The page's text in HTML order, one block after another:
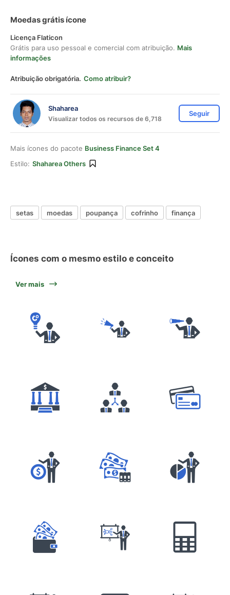
Moedas grátis ícone
Licença Flaticon
Grátis para uso pessoal e comercial com atribuição. Mais
informações
Atribuição obrigatória. Como atribuir?
Shaharea
Visualizar todos os recursos de 6,718
Seguir
Mais ícones do pacote Business Finance Set 4
Estilo: Shaharea Others
setas moedas poupança cofrinho finança
Ícones com o mesmo estilo e conceito
Ver mais